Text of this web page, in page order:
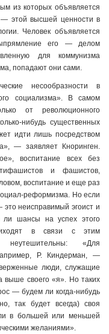
из которых объявляется
— этой высшей ценности в
Человек объявляется
его — делом
для коммунизма
попадают они сами.
несообразности в
социализма». В самом
от революционного
нибудь существенных
идти лишь посредством
— заявляет Кноринген.
воспитание всех без
и фашистов,
воспитание и еще раз
реформизма. Но если
неисправимый эгоист и
ли шансы на успех этого
в связи с этим
неутешительны: «Для
Р. Киндерман, —
люди, служащие
выше своего «я». Но таких
— будем ли когда-нибудь
так будет всегда) своя
в большей или меньшей
желаниями».